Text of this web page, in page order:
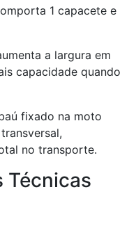
1 capacete e
a largura em
capacidade quando
fixado na moto
no transporte.